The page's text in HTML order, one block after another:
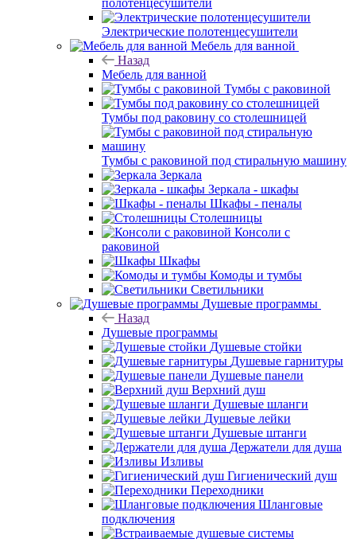
полотенцесушители
Электрические полотенцесушители
Мебель для ванной
Назад
Мебель для ванной
Тумбы с раковиной
Тумбы под раковину со столешницей
Тумбы с раковиной под стиральную машину
Зеркала
Зеркала - шкафы
Шкафы - пеналы
Столешницы
Консоли с
раковиной
Шкафы
Комоды и тумбы
Светильники
Душевые программы
Назад
Душевые программы
Душевые стойки
Душевые гарнитуры
Душевые панели
Верхний душ
Душевые шланги
Душевые лейки
Душевые штанги
Держатели для душа
Изливы
Гигиенический душ
Переходники
Шланговые
подключения